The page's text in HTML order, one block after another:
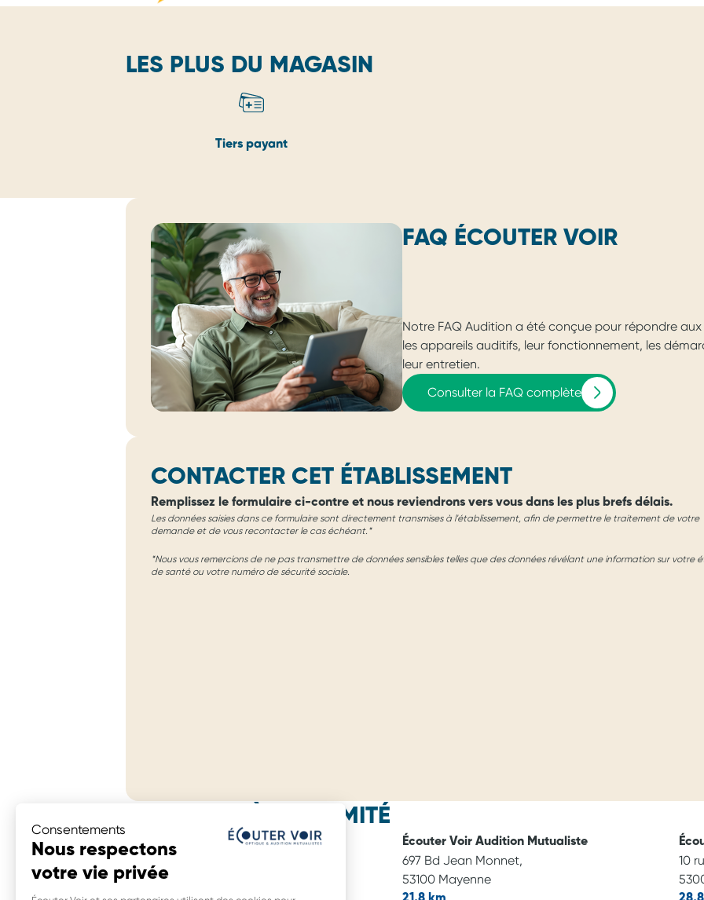
Consentements
Nous respectons
votre vie privée
LES PLUS DU MAGASIN
Tiers payant
FAQ ÉCOUTER VOIR
Notre FAQ Audition a été conçue pour répondre
les appareils auditifs, leur fonctionnement, les
leur entretien.
Consulter la FAQ complète
CONTACTER CET ÉTABLISSEMENT
Remplissez le formulaire ci-contre et nous reviendrons vers vous dans les plus brefs délais.
Les données saisies dans ce formulaire sont directement transmises à l'établissement, afin de permettre le traitement de votre
demande et de vous recontacter le cas échéant.*
*Nous vous remercions de ne pas transmettre de données sensibles telles que des données révélant une information sur votre
de santé ou votre numéro de sécurité sociale.
MAGASINS À PROXIMITÉ
Écouter Voir Optique Mutualiste
697 Bd Jean Monnet,
53100 Mayenne
Écouter Voir Audition Mutualiste
697 Bd Jean Monnet,
53100 Mayenne
10